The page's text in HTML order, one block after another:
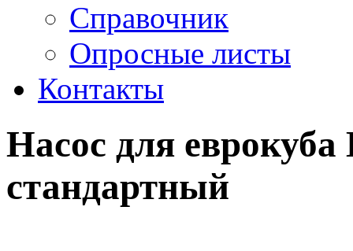
Справочник
Опросные листы
Контакты
Насос для
стандартный